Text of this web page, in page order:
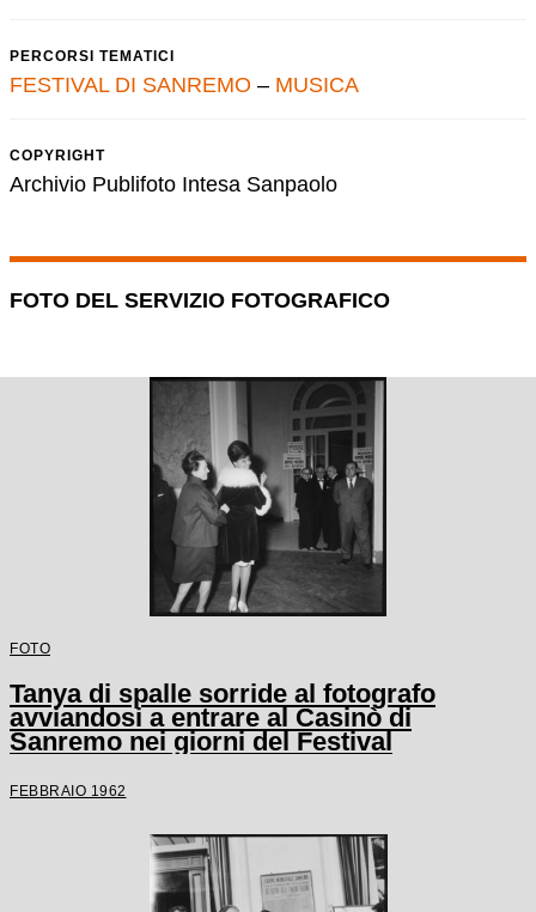
PERCORSI TEMATICI
FESTIVAL DI SANREMO – MUSICA
COPYRIGHT
Archivio Publifoto Intesa Sanpaolo
FOTO DEL SERVIZIO FOTOGRAFICO
FOTO
Tanya di spalle sorride al fotografo
avviandosi a entrare al Casinò di
Sanremo nei giorni del Festival
FEBBRAIO 1962